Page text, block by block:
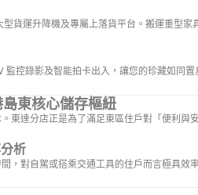
型貨運升降機及專屬上落貨平台。搬運重型家
監控錄影及智能拍卡出入，讓您的珍藏如同
東核心儲存樞紐
東達分店正是為了滿足東區住戶對「便利與
析
，對自駕或搭乘交通工具的住戶而言極具效